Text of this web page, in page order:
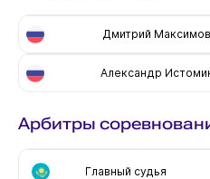
Дмитрий Максимов
Александр
Арбитры
Главный судья